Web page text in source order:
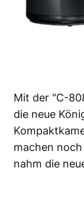
Mit der "C-
die neue
machen
nahm die